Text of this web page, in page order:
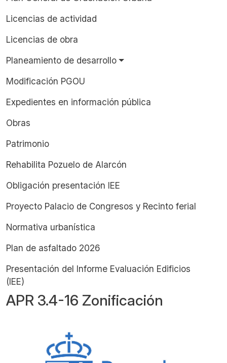
Licencias de actividad
Licencias de obra
Planeamiento de desarrollo
Modificación PGOU
Expedientes en información pública
Obras
Patrimonio
Rehabilita Pozuelo de Alarcón
Obligación presentación IEE
Proyecto Palacio de Congresos y Recinto ferial
Normativa urbanística
Plan de asfaltado 2026
Presentación del Informe Evaluación Edificios
(IEE)
APR 3.4-16 Zonificación